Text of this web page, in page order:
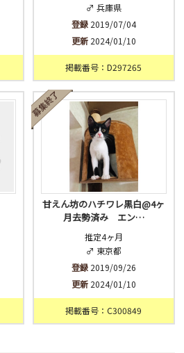
♂ 兵庫県
登録2019/07/04
更新2024/01/10
掲載番号：D297265
甘えん坊のハチワレ黒白@4ヶ
月去勢済み エン…
推定4ヶ月
♂ 東京都
登録2019/09/26
更新2024/01/10
掲載番号：C300849